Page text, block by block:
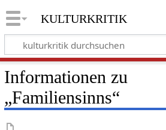
kulturkritik
Informationen zu
„Familiensinns“